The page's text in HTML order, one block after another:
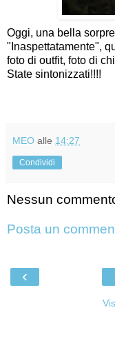
Oggi, una bella
"Inaspettatamente",
foto di outfit, foto di
State sintonizzati!!!!
MEO alle 14:27
Condividi
Nessun
Posta un
‹